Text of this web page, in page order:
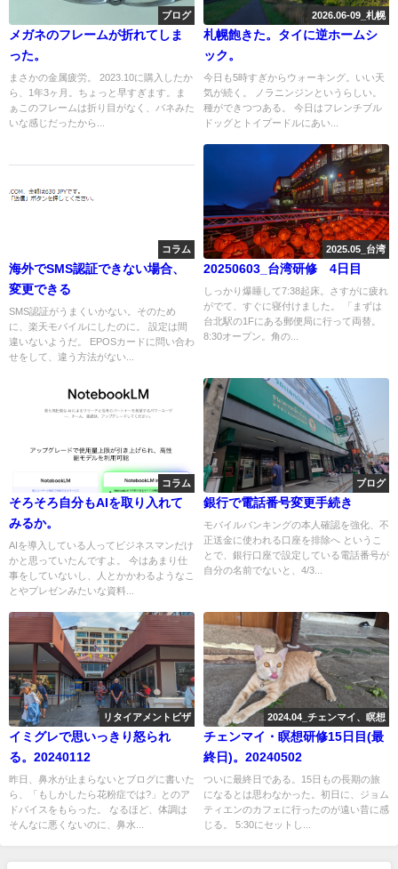
ブログ
メガネのフレームが折れてしま
った。
まさかの金属疲労。 2023.10に購入したか
ら、1年3ヶ月。ちょっと早すぎます。ま
ぁこのフレームは折り目がなく、バネみた
いな感じだったから...
2026.06-09_札幌
札幌飽きた。タイに逆ホームシ
ック。
今日も5時すぎからウォーキング。いい天
気が続く。 ノラニンジンというらしい。
種ができつつある。 今日はフレンチブル
ドッグとトイプードルにあい...
コラム
海外でSMS認証できない場合、
変更できる
SMS認証がうまくいかない。そのため
に、楽天モバイルにしたのに。 設定は間
違いないようだ。 EPOSカードに問い合わ
せをして、違う方法がない...
2025.05_台湾
20250603_台湾研修 4日目
しっかり爆睡して7:38起床。さすがに疲れ
がでて、すぐに寝付けました。 「まずは
台北駅の1Fにある郵便局に行って両替。
8:30オープン。角の...
コラム
そろそろ自分もAIを取り入れて
みるか。
AIを導入している人ってビジネスマンだけ
かと思っていたんですよ。 今はあまり仕
事をしていないし、人とかかわるようなこ
とやプレゼンみたいな資料...
ブログ
銀行で電話番号変更手続き
モバイルバンキングの本人確認を強化、不
正送金に使われる口座を排除へ というこ
とで、銀行口座で設定している電話番号が
自分の名前でないと、4/3...
リタイアメントビザ
イミグレで思いっきり怒られ
る。20240112
昨日、鼻水が止まらないとブログに書いた
ら、「もしかしたら花粉症では?」とのア
ドバイスをもらった。 なるほど、体調は
そんなに悪くないのに、鼻水...
2024.04_チェンマイ、瞑想
チェンマイ・瞑想研修15日目(最
終日)。20240502
ついに最終日である。15日もの長期の旅
になるとは思わなかった。初日に、ジョム
ティエンのカフェに行ったのが遠い昔に感
じる。 5:30にセットし...